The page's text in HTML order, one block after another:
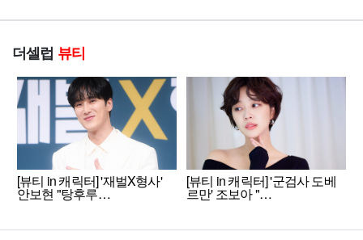
더셀럽 뷰티
[뷰티 in 캐릭터] '재벌X형사'
안보현 "탕후루…
[뷰티 in 캐릭터] '군검사 도베
르만' 조보아 "…